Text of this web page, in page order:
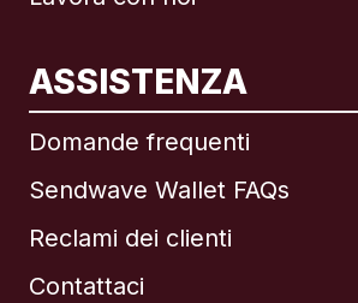
ASSISTENZA
Domande frequenti
Sendwave Wallet FAQs
Reclami dei clienti
Contattaci
Internazionale English
Brasile